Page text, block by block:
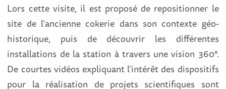
Lors cette visite, il est proposé de repositionner le
site de l’ancienne cokerie dans son contexte géo-
historique, puis de découvrir les différentes
installations de la station à travers une vision 360°.
De courtes vidéos expliquant l’intérêt des dispositifs
pour la réalisation de projets scientifiques sont